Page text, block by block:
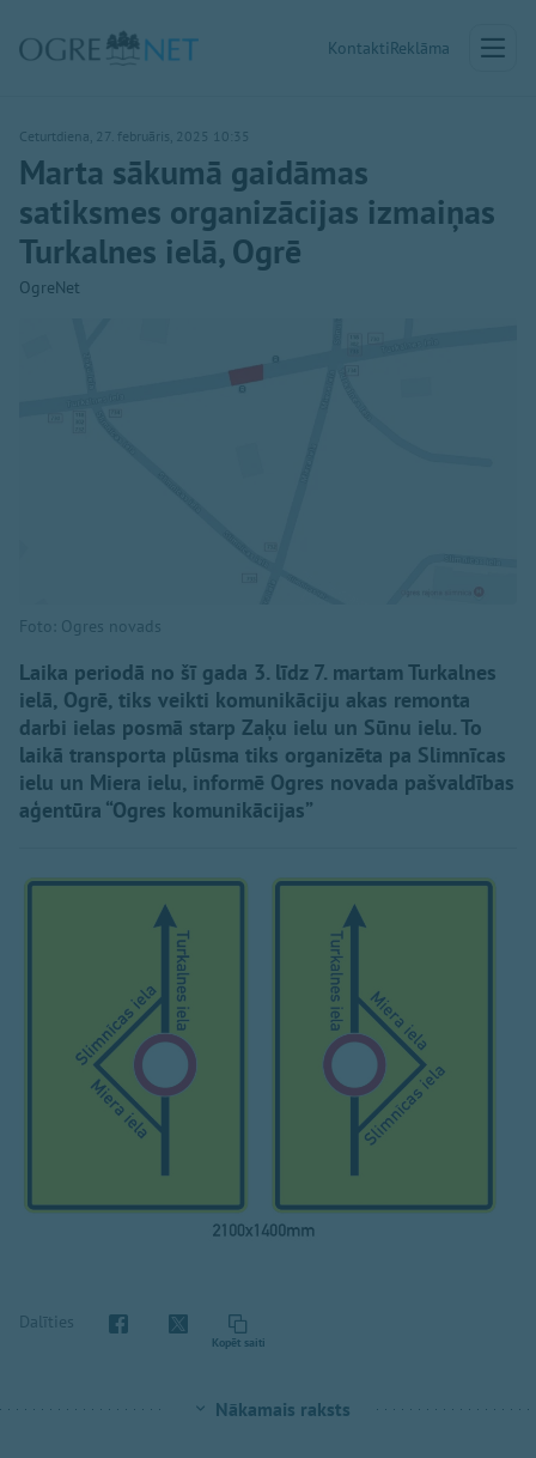
KontaktiReklāma
Ceturtdiena, 27. februāris, 2025 10:35
Marta sākumā gaidāmas
satiksmes organizācijas izmaiņas
Turkalnes ielā, Ogrē
OgreNet
Foto: Ogres novads
Laika periodā no šī gada 3. līdz 7. martam Turkalnes
ielā, Ogrē, tiks veikti komunikāciju akas remonta
darbi ielas posmā starp Zaķu ielu un Sūnu ielu. To
laikā transporta plūsma tiks organizēta pa Slimnīcas
ielu un Miera ielu, informē Ogres novada pašvaldības
aģentūra “Ogres komunikācijas”
Dalīties
Kopēt saiti
Nākamais raksts